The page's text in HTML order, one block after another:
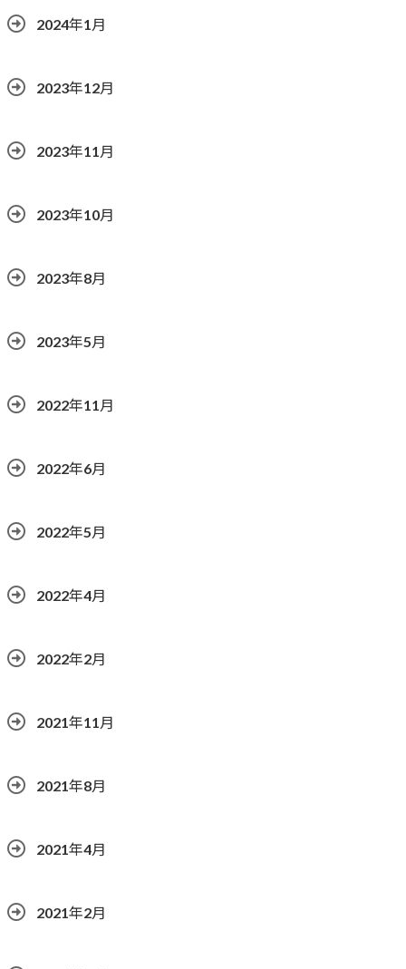
2024年1月
2023年12月
2023年11月
2023年10月
2023年8月
2023年5月
2022年11月
2022年6月
2022年5月
2022年4月
2022年2月
2021年11月
2021年8月
2021年4月
2021年2月